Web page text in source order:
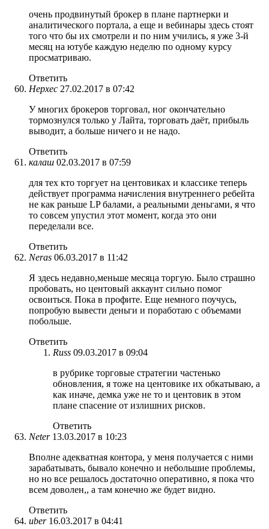
очень продвинутый брокер в плане партнерки и
аналитического портала, а еще и вебинары здесь стоят
того что бы их смотрели и по ним учились, я уже 3-й
месяц на ютубе каждую неделю по одному курсу
просматриваю.
Ответить
Нерхес 27.02.2017 в 07:42
У многих брокеров торговал, ног окончательно
тормознулся только у Лайта, торговать даёт, прибыль
выводит, а больше ничего и не надо.
Ответить
калаш 02.03.2017 в 07:59
для тех кто торгует на центовиках и классике теперь
действует программа начисления внутреннего ребейта
не как раньше LP балами, а реальными деньгами, я что
то совсем упустил этот момент, когда это они
переделали все.
Ответить
Neras 06.03.2017 в 11:42
Я здесь недавно,меньше месяца торгую. Было страшно
пробовать, но центовый аккаунт сильно помог
освоиться. Пока в профите. Еще немного поучусь,
попробую вывести деньги и поработаю с объемами
побольше.
Ответить
Russ 09.03.2017 в 09:04
в рубрике торговые стратегии частенько
обновления, я тоже на центовике их обкатываю, а
как иначе, демка уже не то и центовик в этом
плане спасение от излишних рисков.
Ответить
Neter 13.03.2017 в 10:23
Вполне адекватная контора, у меня получается с ними
зарабатывать, бывало конечно и небольшие проблемы,
но но все решалось достаточно оперативно, я пока что
всем доволен,, а там конечно же будет видно.
Ответить
uber 16.03.2017 в 04:41